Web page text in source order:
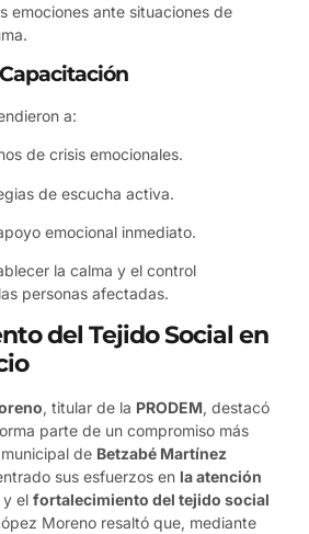
emociones ante situaciones de
a:
de crisis emocionales.
de escucha activa.
emocional inmediato.
la calma y el control
personas afectadas.
del Tejido Social en
, titular de la PRODEM, destacó
parte de un compromiso más
de Betzabé Martínez
sus esfuerzos en la atención
y el fortalecimiento del tejido social
Moreno resaltó que, mediante